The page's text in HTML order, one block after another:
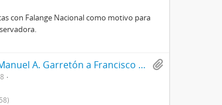
con Falange Nacional como motivo para
Carta de respuesta firmada de Manuel A. Garretón a Francisco Bulnes Sanfuentes con motivo de recepción de la renuncia de Bulnes a Falange Nacional